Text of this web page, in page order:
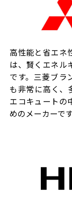
高性能と省エネ
は、賢くエネル
です。三菱ブラ
も非常に高く、
エコキュートの
めのメーカーです